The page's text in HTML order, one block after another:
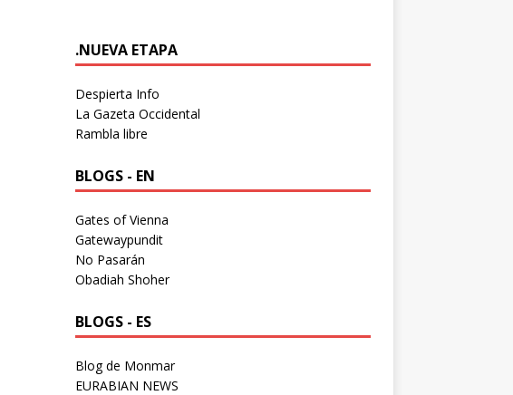
.NUEVA ETAPA
Despierta Info
La Gazeta Occidental
Rambla libre
BLOGS - EN
Gates of Vienna
Gatewaypundit
No Pasarán
Obadiah Shoher
BLOGS - ES
Blog de Monmar
EURABIAN NEWS